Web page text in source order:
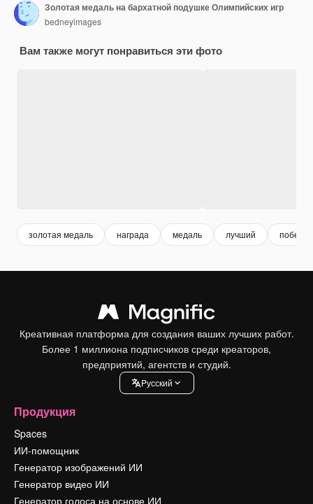
Золотая медаль на бархатной подушке Олимпийских игр
bedneyimages
Вам также могут понравиться эти фото
золотая медаль награда медаль лучший
Креативная платформа для создания ваших лучших работ.
Более 1 миллиона подписчиков среди креаторов,
предприятий, агентств и студий.
Pусский
Продукция
Spaces
ИИ-помощник
Генератор изображений ИИ
Генератор видео ИИ
Генератор голоса на основе ИИ